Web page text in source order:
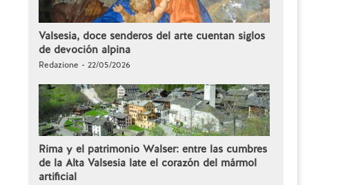
Valsesia, doce senderos del arte cuentan siglos
de devoción alpina
Redazione - 22/05/2026
Rima y el patrimonio Walser: entre las cumbres
de la Alta Valsesia late el corazón del mármol
artificial